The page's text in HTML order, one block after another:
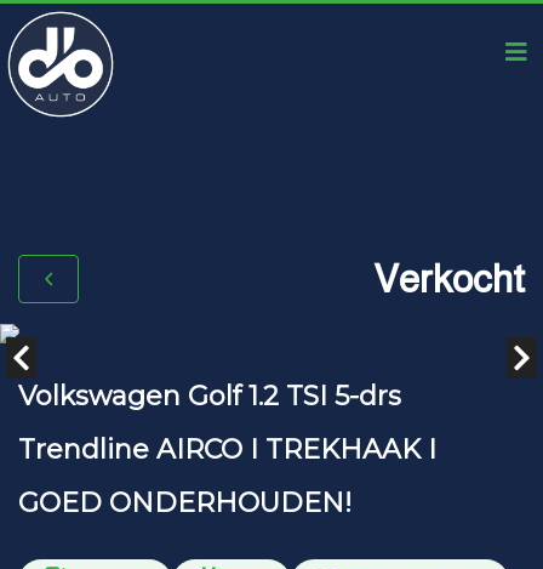
Verkocht
Volkswagen Golf 1.2 TSI 5-drs
Trendline AIRCO I TREKHAAK I
GOED ONDERHOUDEN!